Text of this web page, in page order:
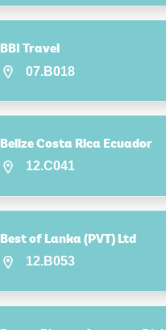
BBI Travel
07.B018
Belize Costa Rica Ecuador
12.C041
Best of Lanka (PVT) Ltd
12.B053